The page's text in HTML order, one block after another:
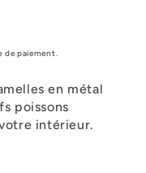
de paiement.
en métal
poissons
intérieur.